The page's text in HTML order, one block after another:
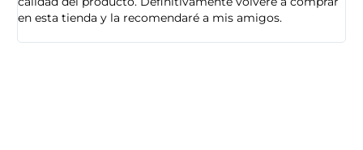
en esta tienda y la recomendaré a mis amigos.